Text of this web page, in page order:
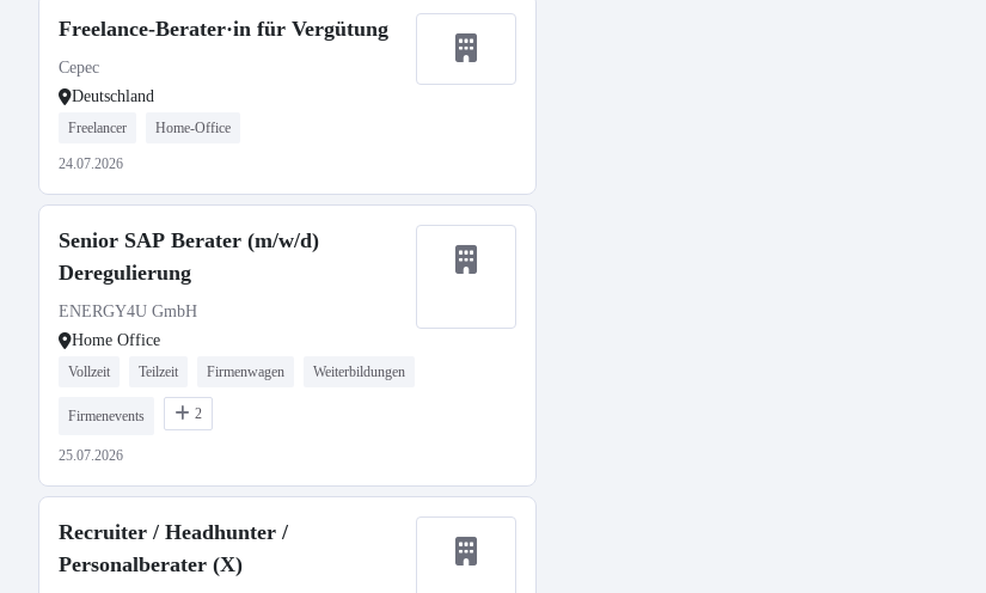
Freelance-Berater·in für Vergütung
Cepec
Deutschland
Freelancer Home-Office
24.07.2026
Senior SAP Berater (m/w/d)
Deregulierung
ENERGY4U GmbH
Home Office
Vollzeit Teilzeit Firmenwagen Weiterbildungen
Firmenevents 2
25.07.2026
Recruiter / Headhunter /
Personalberater (X)